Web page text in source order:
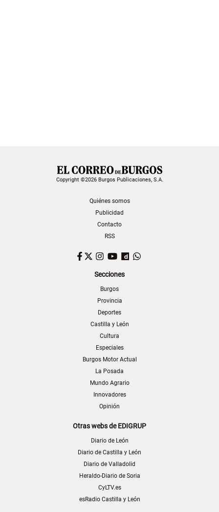
Copyright ©2026 Burgos Publicaciones, S.A.
Quiénes somos
Publicidad
Contacto
RSS
Facebook
TwitterInstagram
YouTubeDailymotion
Secciones
Burgos
Provincia
Deportes
Castilla y León
Cultura
Especiales
Burgos Motor Actual
La Posada
Mundo Agrario
Innovadores
Opinión
Otras webs de EDIGRUP
Diario de León
Diario de Castilla y León
Diario de Valladolid
Heraldo-Diario de Soria
CyLTV.es
esRadio Castilla y León